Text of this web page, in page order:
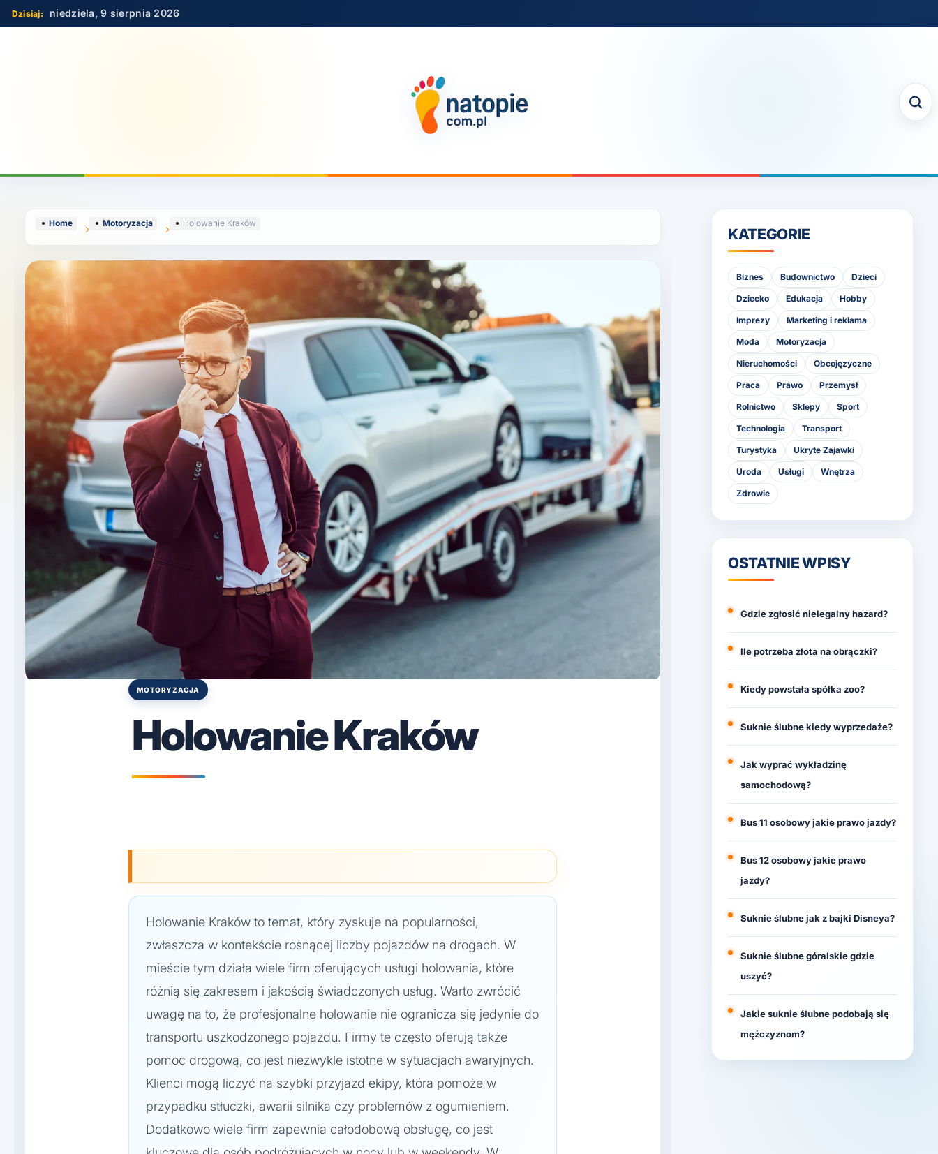
Skip
to
niedziela, 9 sierpnia 2026
Home Motoryzacja Holowanie Kraków
Posted
MOTORYZACJA
Holowanie Kraków
Holowanie Kraków to temat, który zyskuje na popularności,
zwłaszcza w kontekście rosnącej liczby pojazdów na drogach. W
mieście tym działa wiele firm oferujących usługi holowania, które
różnią się zakresem i jakością świadczonych usług. Warto zwrócić
uwagę na to, że profesjonalne holowanie nie ogranicza się jedynie do
transportu uszkodzonego pojazdu. Firmy te często oferują także
pomoc drogową, co jest niezwykle istotne w sytuacjach awaryjnych.
Klienci mogą liczyć na szybki przyjazd ekipy, która pomoże w
przypadku stłuczki, awarii silnika czy problemów z ogumieniem.
Dodatkowo wiele firm zapewnia całodobową obsługę, co jest
KATEGORIE
Biznes Budownictwo Dzieci
Dziecko Edukacja Hobby
Imprezy Marketing i reklama
Moda Motoryzacja
Nieruchomości Obcojęzyczne
Praca Prawo Przemysł
Rolnictwo Sklepy Sport
Technologia Transport
Turystyka Ukryte Zajawki
Uroda Usługi Wnętrza
Zdrowie
OSTATNIE WPISY
Gdzie zgłosić nielegalny hazard?
Ile potrzeba złota na obrączki?
Kiedy powstała spółka zoo?
Suknie ślubne kiedy wyprzedaże?
Jak wyprać wykładzinę
samochodową?
Bus 11 osobowy jakie prawo jazdy?
Bus 12 osobowy jakie prawo
jazdy?
Suknie ślubne jak z bajki Disneya?
Suknie ślubne góralskie gdzie
uszyć?
Jakie suknie ślubne podobają się
mężczyznom?